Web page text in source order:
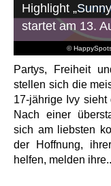
©
Highlight
startet am 13.
Partys, Freiheit
stellen sich die
17-jährige Ivy
Nach einer
sich am liebsten
der Hoffnung,
helfen, melden